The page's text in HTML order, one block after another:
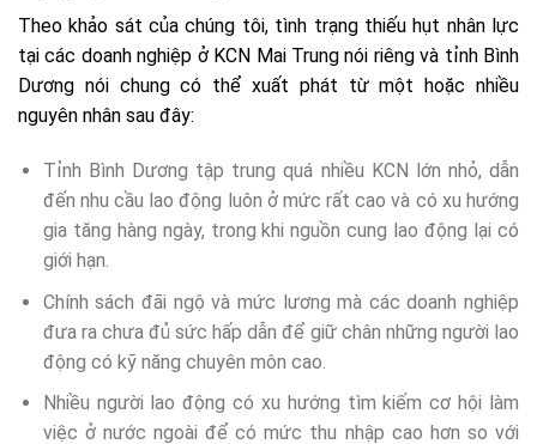
Theo khảo sát của chúng tôi, tình trạng thiếu hụt nhân lực
tại các doanh nghiệp ở KCN Mai Trung nói riêng và tỉnh Bình
Dương nói chung có thể xuất phát từ một hoặc nhiều
nguyên nhân sau đây:
Tỉnh Bình Dương tập trung quá nhiều KCN lớn nhỏ, dẫn
đến nhu cầu lao động luôn ở mức rất cao và có xu hướng
gia tăng hàng ngày, trong khi nguồn cung lao động lại có
giới hạn.
Chính sách đãi ngộ và mức lương mà các doanh nghiệp
đưa ra chưa đủ sức hấp dẫn để giữ chân những người lao
động có kỹ năng chuyên môn cao.
Nhiều người lao động có xu hướng tìm kiếm cơ hội làm
việc ở nước ngoài để có mức thu nhập cao hơn so với